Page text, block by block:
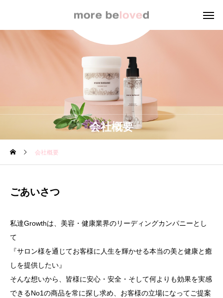
会社概要
会社概要
ごあいさつ
私達Growthは、美容・健康業界のリーディングカンパニーとし
て
『サロン様を通じてお客様に人生を輝かせる本当の美と健康と癒
しを提供したい』
そんな想いから、皆様に安心・安全・そして何よりも効果を実感
できるNo1の商品を常に探し求め、お客様の立場になってご提案